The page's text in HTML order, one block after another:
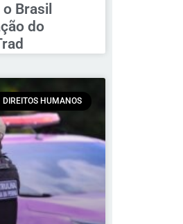
Brasil
do
DIREITOS HUMANOS